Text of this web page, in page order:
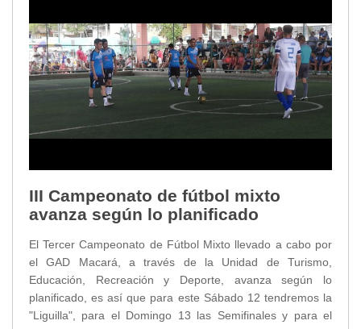
III Campeonato de fútbol mixto
avanza según lo planificado
El Tercer Campeonato de Fútbol Mixto llevado a cabo por
el GAD Macará, a través de la Unidad de Turismo,
Educación, Recreación y Deporte, avanza según lo
planificado, es así que para este Sábado 12 tendremos la
"Liguilla", para el Domingo 13 las Semifinales y para el